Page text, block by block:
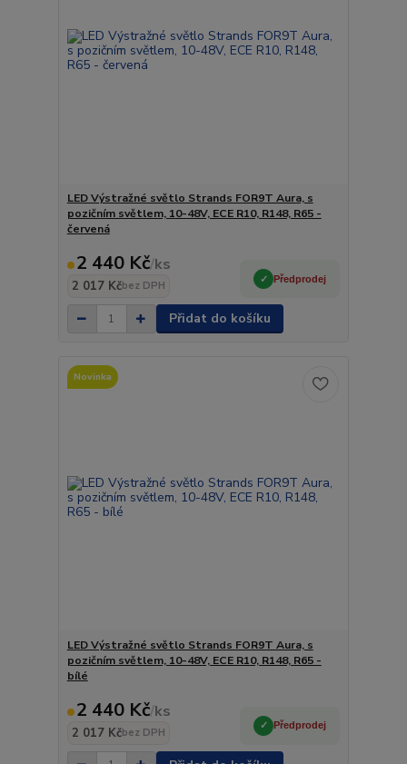
LED Výstražné světlo Strands FOR9T Aura, s
pozičním světlem, 10-48V, ECE R10, R148, R65 -
červená
2 440 Kč/ks
2 017 Kčbez DPH
Předprodej
Přidat do košíku
Novinka
LED Výstražné světlo Strands FOR9T Aura, s
pozičním světlem, 10-48V, ECE R10, R148, R65 -
bílé
2 440 Kč/ks
2 017 Kčbez DPH
Předprodej